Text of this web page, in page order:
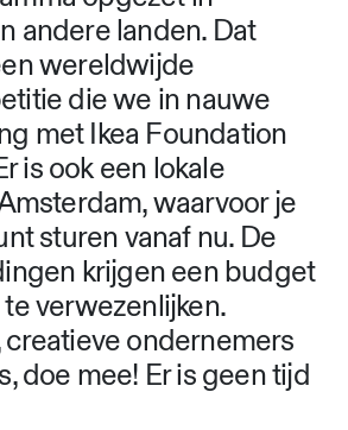
andere landen. Dat
wereldwijde
die we in nauwe
met Ikea Foundation
is ook een lokale
waarvoor je
sturen vanaf nu. De
krijgen een budget
verwezenlijken.
ondernemers
doe mee! Er is geen tijd